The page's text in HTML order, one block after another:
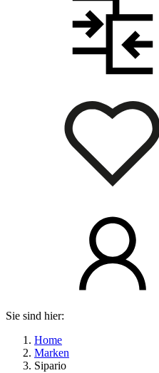
Sie sind hier:
Home
Marken
Sipario